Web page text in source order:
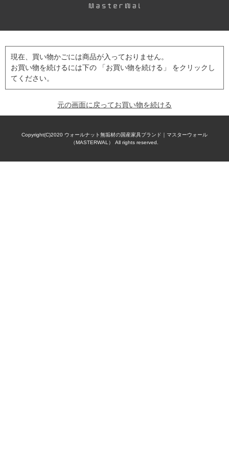
現在、買い物かごには商品が入っておりません。
お買い物を続けるには下の 「お買い物を続ける」 をクリックし
てください。
元の画面に戻ってお買い物を続ける
Copyright(C)2020 ウォールナット無垢材の国産家具ブランド｜マスターウォール
（MASTERWAL） All rights reserved.